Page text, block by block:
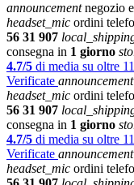
announcementnegozio
headset_mic ordini
56 31 907
consegna in 1 giorno
4.7/5 di media su oltre
Verificate announcement
headset_mic ordini
56 31 907
consegna in 1 giorno
4.7/5 di media su oltre
Verificate announcement
headset_mic ordini